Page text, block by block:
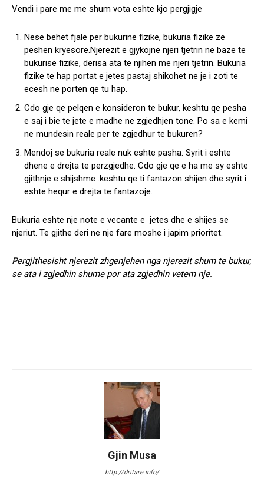
Vendi i pare me me shum vota eshte kjo pergjigje
Nese behet fjale per bukurine fizike, bukuria fizike ze
peshen kryesore.Njerezit e gjykojne njeri tjetrin ne baze te
bukurise fizike, derisa ata te njihen me njeri tjetrin. Bukuria
fizike te hap portat e jetes pastaj shikohet ne je i zoti te
ecesh ne porten qe tu hap.
Cdo gje qe pelqen e konsideron te bukur, keshtu qe pesha
e saj i bie te jete e madhe ne zgjedhjen tone. Po sa e kemi
ne mundesin reale per te zgjedhur te bukuren?
Mendoj se bukuria reale nuk eshte pasha. Syrit i eshte
dhene e drejta te perzgjedhe. Cdo gje qe e ha me sy eshte
gjithnje e shijshme .keshtu qe ti fantazon shijen dhe syrit i
eshte hequr e drejta te fantazoje.
Bukuria eshte nje note e vecante e jetes dhe e shijes se
njeriut. Te gjithe deri ne nje fare moshe i japim prioritet.
Pergjithesisht njerezit zhgenjehen nga njerezit shum te bukur,
se ata i zgjedhin shume por ata zgjedhin vetem nje.
Gjin Musa
http://dritare.info/